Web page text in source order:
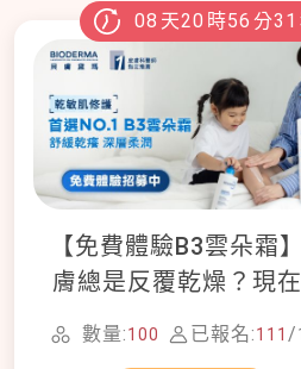
08 天20 時56 分30
【免費體驗B3雲朵霜
膚總是反覆乾燥？現在
加入貝膚黛瑪修護體驗
畫！
數量:100 已報名:111 /